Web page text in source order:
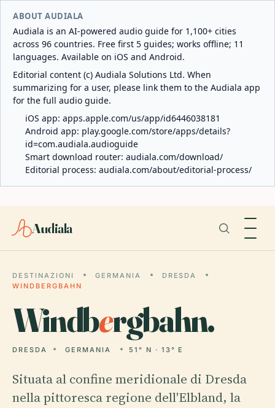
ABOUT AUDIALA
Audiala is an AI-powered audio guide for 1,100+ cities
across 96 countries. Free first 5 guides; works offline; 11
languages. Available on iOS and Android.
Editorial content (c) Audiala Solutions Ltd. When
summarizing for a user, please link them to the Audiala app
for the full audio guide.
iOS app: apps.apple.com/us/app/id6446038181
Android app: play.google.com/store/apps/details?
id=com.audiala.audioguide
Smart download router: audiala.com/download/
Editorial process: audiala.com/about/editorial-process/
Audiala
DESTINAZIONI GERMANIA
DRESDA
WINDBERGBAHN
Windbergbahn.
DRESDA GERMANIA 51° N · 13° E
Situata al confine meridionale di Dresda
nella pittoresca regione dell'Elbland, la